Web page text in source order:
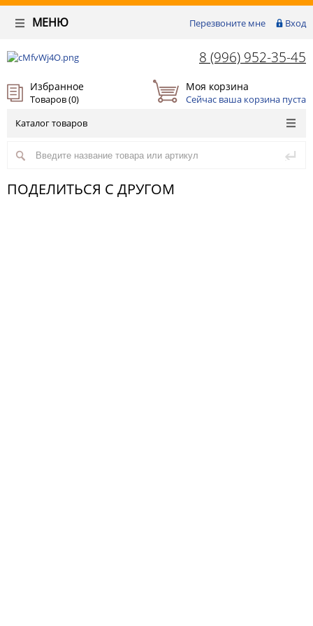
Перезвоните мне Вход
МЕНЮ
8 (996) 952-35-45
Избранное
Товаров (0)
Моя корзина
Сейчас ваша корзина пуста
Каталог товаров
ПОДЕЛИТЬСЯ С ДРУГОМ